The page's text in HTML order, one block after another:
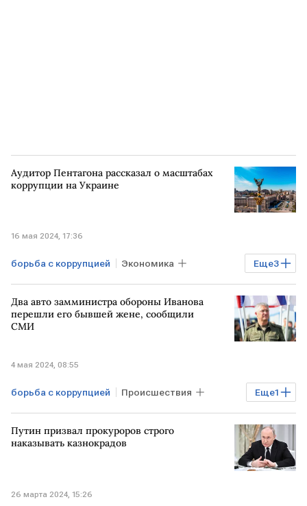
Аудитор Пентагона рассказал о масштабах
коррупции на Украине
16 мая 2024, 17:36
Еще3
борьба с коррупцией Экономика
УКРАИНА коррупция на Украине
КОРРУПЦИЯ
Два авто замминистра обороны Иванова
перешли его бывшей жене, сообщили
СМИ
4 мая 2024, 08:55
Еще1
борьба с коррупцией Происшествия
Тимур Иванов
Путин призвал прокуроров строго
наказывать казнокрадов
26 марта 2024, 15:26